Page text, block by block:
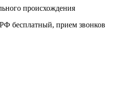
бесплатный, прием звонков